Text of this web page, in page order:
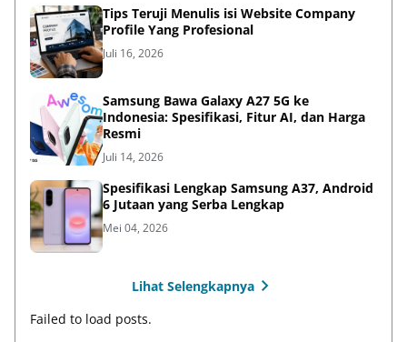
Tips Teruji Menulis isi Website Company
Profile Yang Profesional
Juli 16, 2026
Samsung Bawa Galaxy A27 5G ke
Indonesia: Spesifikasi, Fitur AI, dan Harga
Resmi
Juli 14, 2026
Spesifikasi Lengkap Samsung A37, Android
6 Jutaan yang Serba Lengkap
Mei 04, 2026
Lihat Selengkapnya
Failed to load posts.